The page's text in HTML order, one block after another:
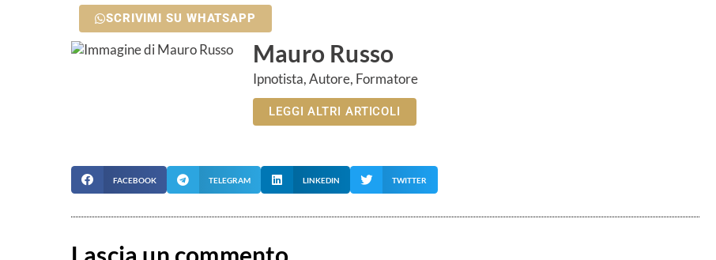
SCRIVIMI SU WHATSAPP
Mauro Russo
Ipnotista, Autore, Formatore
LEGGI ALTRI ARTICOLI
FACEBOOK TELEGRAM LINKEDIN TWITTER